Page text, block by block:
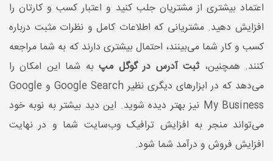
اعتماد بیشتری از مشتریان جلب کنید و اعتبار کسب و کارتان را
افزایش دهید. مشتریانی که اطلاعات کامل و نظرات مثبت درباره
کسب و کار شما می‌بینند، احتمال بیشتری دارند که به شما مراجعه
کنند. همچنین،ثبت آدرس در گوگل مپبه شما این امکان را
می‌دهد که در ابزارهای دیگری نظیر Google Search و Google
My Business نیز بهتر دیده شوید. این دید بیشتر به نوبه خود
می‌تواند منجر به افزایش ترافیک وب‌سایت شما و در نهایت
افزایش فروش و درآمد شما شود.